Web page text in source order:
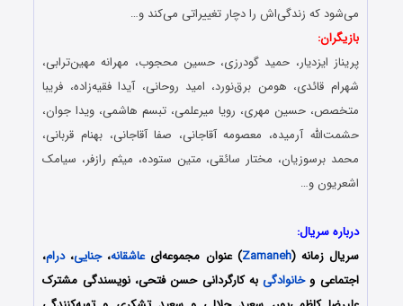
می‌شود که زندگی‌اش را دچار تغییراتی می‌کند و…
بازیگران:
پریناز ایزدیار، حمید گودرزی، حسین محجوب، مهرانه مهین‌ترابی،
شهرام قائدی، هومن برق‌نورد، امید روحانی، آیدا فقیه‌زاده، فریبا
متخصص، حسین مهری، رویا میرعلمی، تبسم هاشمی، ویدا جوان،
حشمت‌الله آرمیده، معصومه آقاجانی، صفا آقاجانی، بهنام قربانی،
محمد برسوزیان، مختار سائقی، متین ستوده، میثم رازفر، سیامک
اشعریون و…
درباره سریال:
سریال زمانه (Zamaneh) عنوان مجموعه‌ایعاشقانه،جنایی،درام،
اجتماعی وخانوادگیبه کارگردانی حسن فتحی، نویسندگی مشترک